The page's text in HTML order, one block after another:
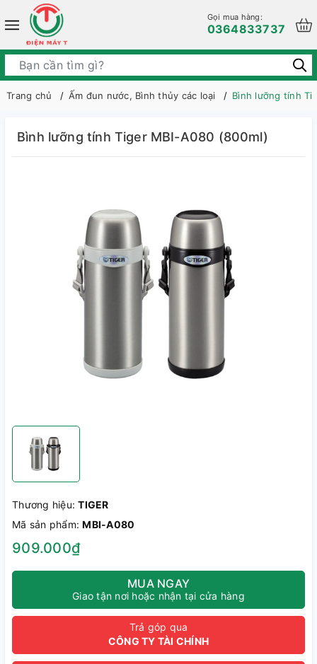
Gọi mua hàng:
0364833737
Trang chủ Ấm đun nước, Bình thủy các loại Bình lưỡng tính
Bình lưỡng tính Tiger MBI-A080 (800ml)
Thương hiệu:TIGER
Mã sản phẩm:MBI-A080
909.000₫
MUA NGAY
Giao tận nơi hoặc nhận tại cửa hàng
Trả góp qua
CÔNG TY TÀI CHÍNH